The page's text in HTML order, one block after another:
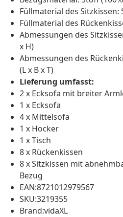
Füllmaterial des Sitzkissen:
Füllmaterial des
Abmessungen des
x H)
Abmessungen des
(L x B x T)
Lieferung umfasst:
2 x Ecksofa mit breiter
1 x Ecksofa
4 x Mittelsofa
1 x Hocker
1 x Tisch
8 x Rückenkissen
8 x Sitzkissen mit
Bezug
EAN:8721012979567
SKU:3219355
Brand:vidaXL